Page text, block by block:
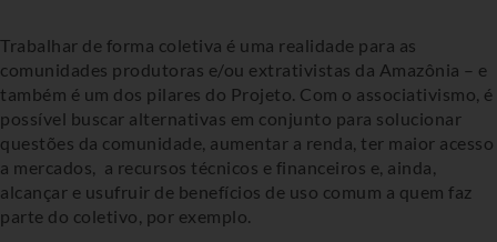
Trabalhar de forma coletiva é uma realidade para as
comunidades produtoras e/ou extrativistas da Amazônia – e
também é um dos pilares do Projeto. Com o associativismo, é
possível buscar alternativas em conjunto para solucionar
questões da comunidade, aumentar a renda, ter maior acesso
a mercados, a recursos técnicos e financeiros e, ainda,
alcançar e usufruir de benefícios de uso comum a quem faz
parte do coletivo, por exemplo.